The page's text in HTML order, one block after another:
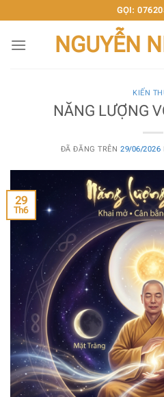
đến
nội
GỌI:
NGUYỄN
KIẾN
NĂNG LƯỢNG
ĐÃ ĐĂNG TRÊN 29/06/2026
29
Th6